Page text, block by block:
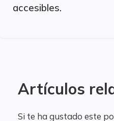
accesibles.
Artículos
Si te ha gustado este